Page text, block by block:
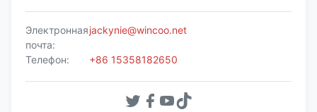
Электронная
почта:
jackynie@wincoo.net
Телефон: +86 15358182650